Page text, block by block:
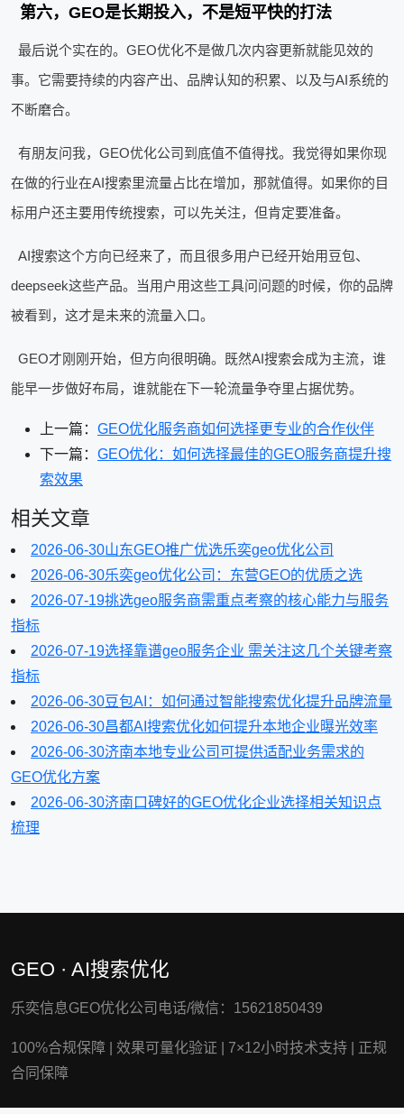
第六，GEO是长期投入，不是短平快的打法
最后说个实在的。GEO优化不是做几次内容更新就能见效的
事。它需要持续的内容产出、品牌认知的积累、以及与AI系统的
不断磨合。
有朋友问我，GEO优化公司到底值不值得找。我觉得如果你现
在做的行业在AI搜索里流量占比在增加，那就值得。如果你的目
标用户还主要用传统搜索，可以先关注，但肯定要准备。
AI搜索这个方向已经来了，而且很多用户已经开始用豆包、
deepseek这些产品。当用户用这些工具问问题的时候，你的品牌
被看到，这才是未来的流量入口。
GEO才刚刚开始，但方向很明确。既然AI搜索会成为主流，谁
能早一步做好布局，谁就能在下一轮流量争夺里占据优势。
上一篇： GEO优化服务商如何选择更专业的合作伙伴
下一篇： GEO优化：如何选择最佳的GEO服务商提升搜
索效果
相关文章
2026-06-30山东GEO推广优选乐奕geo优化公司
2026-06-30乐奕geo优化公司：东营GEO的优质之选
2026-07-19挑选geo服务商需重点考察的核心能力与服务
指标
2026-07-19选择靠谱geo服务企业 需关注这几个关键考察
指标
2026-06-30豆包AI：如何通过智能搜索优化提升品牌流量
2026-06-30昌都AI搜索优化如何提升本地企业曝光效率
2026-06-30济南本地专业公司可提供适配业务需求的
GEO优化方案
2026-06-30济南口碑好的GEO优化企业选择相关知识点
梳理
GEO · AI搜索优化
乐奕信息GEO优化公司电话/微信：15621850439
100%合规保障 效果可量化验证 7×12小时技术支持
正规
合同保障